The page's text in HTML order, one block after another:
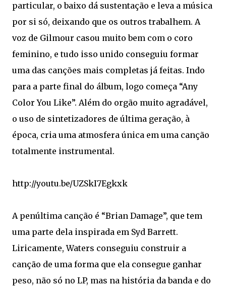
particular, o baixo dá sustentação e leva a música
por si só, deixando que os outros trabalhem. A
voz de Gilmour casou muito bem com o coro
feminino, e tudo isso unido conseguiu formar
uma das canções mais completas já feitas. Indo
para a parte final do álbum, logo começa “Any
Color You Like”. Além do orgão muito agradável,
o uso de sintetizadores de última geração, à
época, cria uma atmosfera única em uma canção
totalmente instrumental.
http://youtu.be/UZSkI7Egkxk
A penúltima canção é “Brian Damage”, que tem
uma parte dela inspirada em Syd Barrett.
Liricamente, Waters conseguiu construir a
canção de uma forma que ela consegue ganhar
peso, não só no LP, mas na história da banda e do